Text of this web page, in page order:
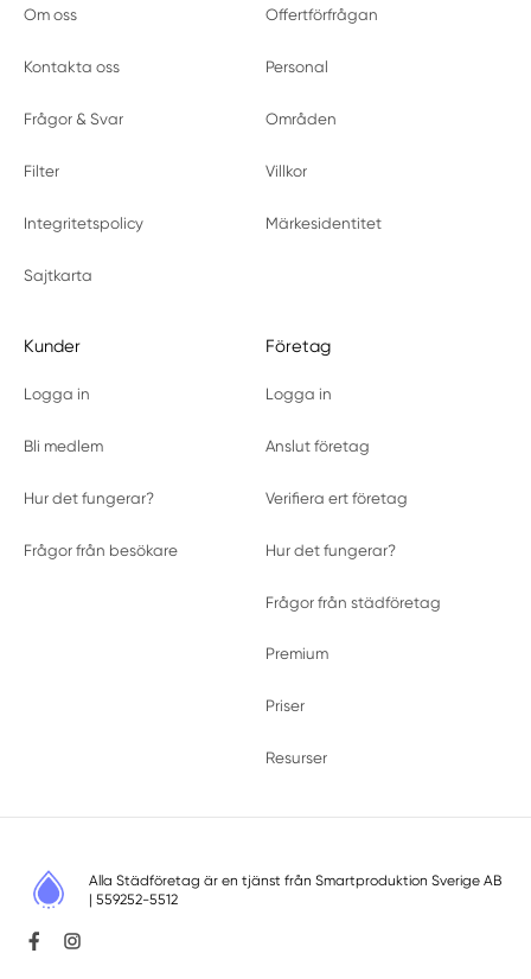
Om oss Offertförfrågan
Kontakta oss Personal
Frågor & Svar Områden
Filter Villkor
Integritetspolicy Märkesidentitet
Sajtkarta
Kunder
Logga in
Bli medlem
Hur det fungerar?
Frågor från besökare
Företag
Logga in
Anslut företag
Verifiera ert företag
Hur det fungerar?
Frågor från städföretag
Premium
Priser
Resurser
Alla Städföretag är en tjänst från Smartproduktion Sverige AB
| 559252-5512